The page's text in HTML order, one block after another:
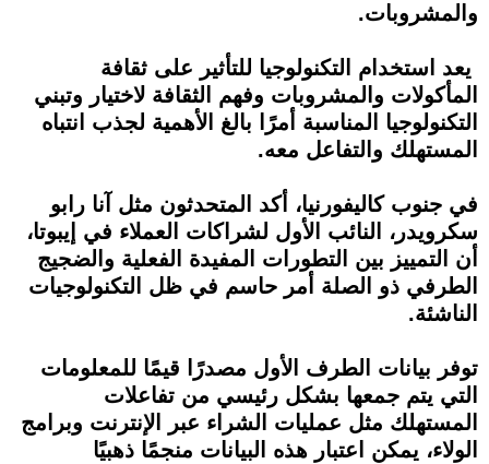
والمشروبات.
يعد استخدام التكنولوجيا للتأثير على ثقافة
المأكولات والمشروبات وفهم الثقافة لاختيار وتبني
التكنولوجيا المناسبة أمرًا بالغ الأهمية لجذب انتباه
المستهلك والتفاعل معه.
في جنوب كاليفورنيا، أكد المتحدثون مثل آنا رابو
سكرويدر، النائب الأول لشراكات العملاء في إيبوتا،
أن التمييز بين التطورات المفيدة الفعلية والضجيج
الطرفي ذو الصلة أمر حاسم في ظل التكنولوجيات
الناشئة.
توفر بيانات الطرف الأول مصدرًا قيمًا للمعلومات
التي يتم جمعها بشكل رئيسي من تفاعلات
المستهلك مثل عمليات الشراء عبر الإنترنت وبرامج
الولاء، يمكن اعتبار هذه البيانات منجمًا ذهبيًا